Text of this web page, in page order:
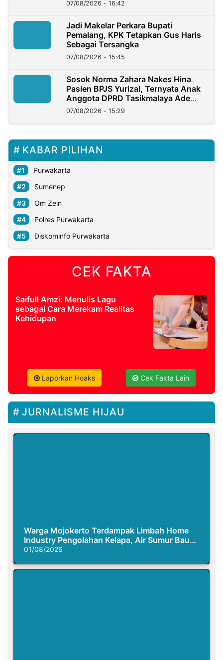
07/08/2026 - 16:42
Jadi Makelar Perkara Bupati
Pemalang, KPK Tetapkan Gus Haris
Sebagai Tersangka
07/08/2026 - 15:45
Sosok Norma Zahara Nakes Hina
Pasien BPJS Yurizal, Ternyata Anak
Anggota DPRD Tasikmalaya Ade
Lukman
07/08/2026 - 15:29
KABAR PILIHAN
Purwakarta
Sumenep
Om Zein
Polres Purwakarta
Diskominfo Purwakarta
CEK FAKTA
Saifull Amzi: Menulis Lagu
sebagai Cara Merekam Realitas
Kehidupan
Laporkan Hoaks Cek Fakta Lain
JURNALISME HIJAU
Warga Mojokerto Terdampak Limbah Home
Industry Pengolahan Kelapa, Air Sumur Bau
Busuk
01/08/2026